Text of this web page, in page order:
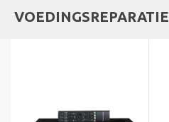
VOEDINGSREPARATIE